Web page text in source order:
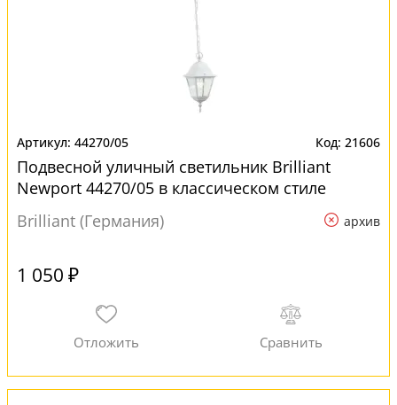
44270/05 21606
Подвесной уличный светильник Brilliant
Newport 44270/05 в классическом стиле
Brilliant (Германия)
архив
1 050 ₽